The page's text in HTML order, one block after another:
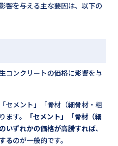
響を与える主な要因は、以下の
コンクリートの価格に影響を与
セメント」「骨材（細骨材・粗
す。
「セメント」「骨材（細
いずれかの価格が高騰すれば、
るのが一般的です。